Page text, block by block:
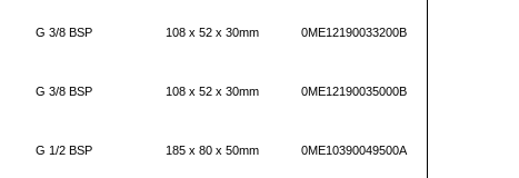
G 3/8 BSP 108 x 52 x 30mm 0ME12190033200B
G 3/8 BSP 108 x 52 x 30mm 0ME12190035000B
G 1/2 BSP 185 x 80 x 50mm 0ME10390049500A